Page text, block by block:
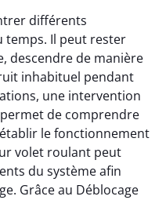
différents
temps. Il peut rester
descendre de manière
inhabituel pendant
une intervention
de comprendre
le fonctionnement
volet roulant peut
du système afin
Grâce au Déblocage